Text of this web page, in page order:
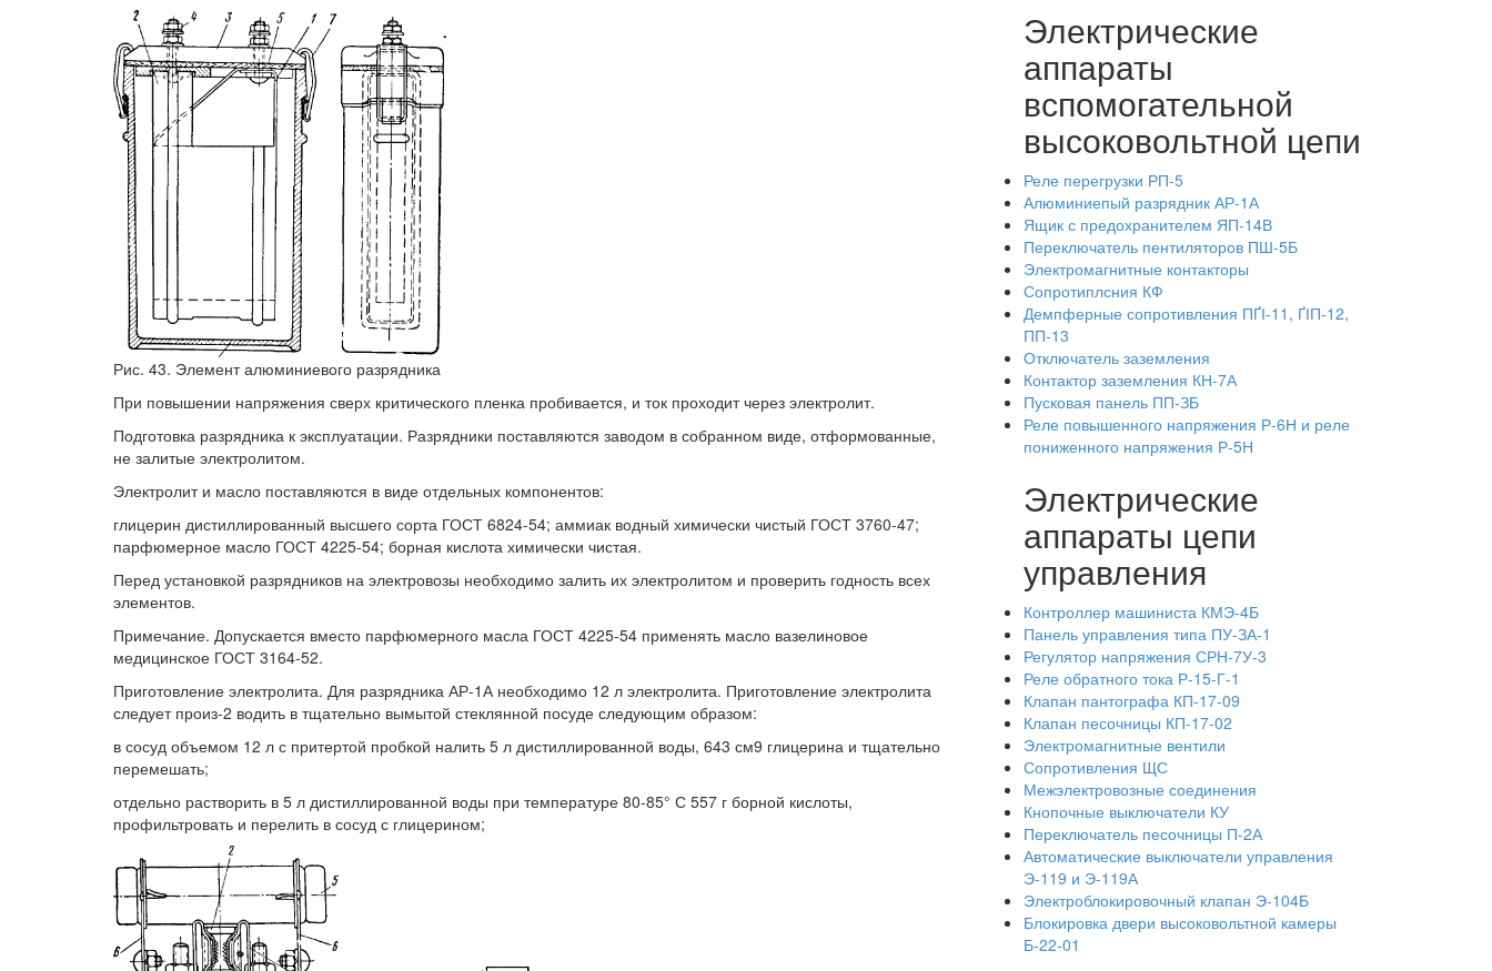
Рис. 43. Элемент алюминиевого разрядника
При повышении напряжения сверх критического пленка пробивается, и ток проходит через электролит.
Подготовка разрядника к эксплуатации. Разрядники поставляются заводом в собранном виде, отформованные,
не залитые электролитом.
Электролит и масло поставляются в виде отдельных компонентов:
глицерин дистиллированный высшего сорта ГОСТ 6824-54; аммиак водный химически чистый ГОСТ 3760-47;
парфюмерное масло ГОСТ 4225-54; борная кислота химически чистая.
Перед установкой разрядников на электровозы необходимо залить их электролитом и проверить годность всех
элементов.
Примечание. Допускается вместо парфюмерного масла ГОСТ 4225-54 применять масло вазелиновое
медицинское ГОСТ 3164-52.
Приготовление электролита. Для разрядника АР-1А необходимо 12 л электролита. Приготовление электролита
следует произ-2 водить в тщательно вымытой стеклянной посуде следующим образом:
в сосуд объемом 12 л с притертой пробкой налить 5 л дистиллированной воды, 643 см9 глицерина и тщательно
перемешать;
отдельно растворить в 5 л дистиллированной воды при температуре 80-85° С 557 г борной кислоты,
профильтровать и перелить в сосуд с глицерином;
Электрические
аппараты
вспомогательной
высоковольтной цепи
Реле перегрузки РП-5
Алюминиепый разрядник АР-1А
Ящик с предохранителем ЯП-14В
Переключатель пентиляторов ПШ-5Б
Электромагнитные контакторы
Сопротиплсния КФ
Демпферные сопротивления ПҐІ-11, ҐІП-12,
ПП-13
Отключатель заземления
Контактор заземления КН-7А
Пусковая панель ПП-ЗБ
Реле повышенного напряжения Р-6Н и реле
пониженного напряжения Р-5Н
Электрические
аппараты цепи
управления
Контроллер машиниста КМЭ-4Б
Панель управления типа ПУ-ЗА-1
Регулятор напряжения СРН-7У-3
Реле обратного тока Р-15-Г-1
Клапан пантографа КП-17-09
Клапан песочницы КП-17-02
Электромагнитные вентили
Сопротивления ЩС
Межэлектровозные соединения
Кнопочные выключатели КУ
Переключатель песочницы П-2А
Автоматические выключатели управления
Э-119 и Э-119А
Электроблокировочный клапан Э-104Б
Блокировка двери высоковольтной камеры
Б-22-01